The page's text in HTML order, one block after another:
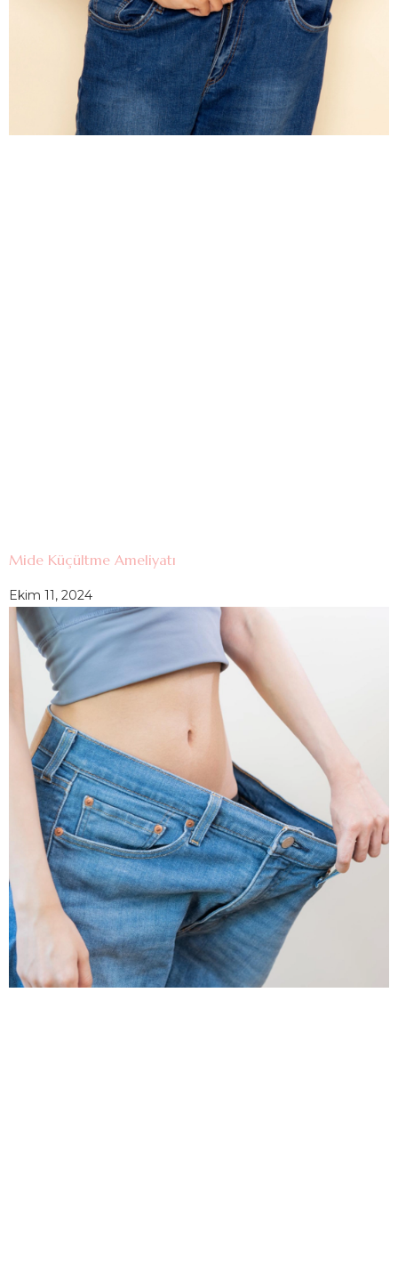
Mide Küçültme Ameliyatı
Ekim 11, 2024